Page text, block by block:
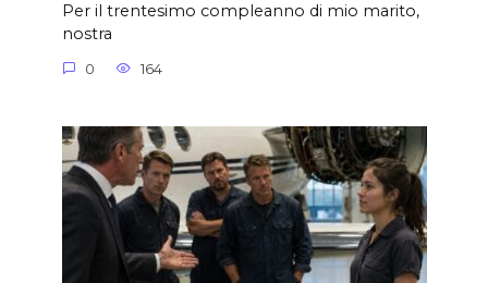
Per il trentesimo compleanno di mio marito,
nostra
0 164